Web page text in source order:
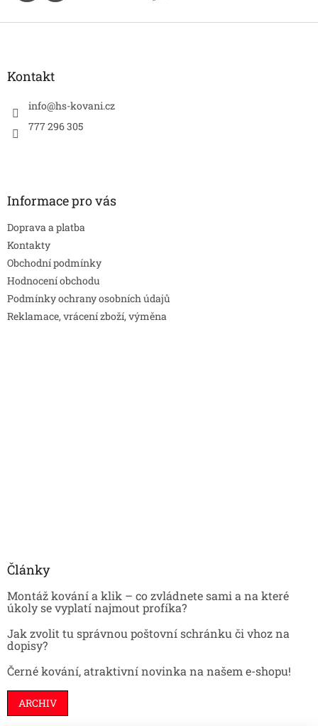
Z
Kontakt
info@hs-kovani.cz
777 296 305
Informace pro vás
Doprava a platba
Kontakty
Obchodní podmínky
Hodnocení obchodu
Podmínky ochrany osobních údajů
Reklamace, vrácení zboží, výměna
Články
Montáž kování a klik – co zvládnete sami a na které
úkoly se vyplatí najmout profíka?
Jak zvolit tu správnou poštovní schránku či vhoz na
dopisy?
Černé kování, atraktivní novinka na našem e-shopu!
ARCHIV